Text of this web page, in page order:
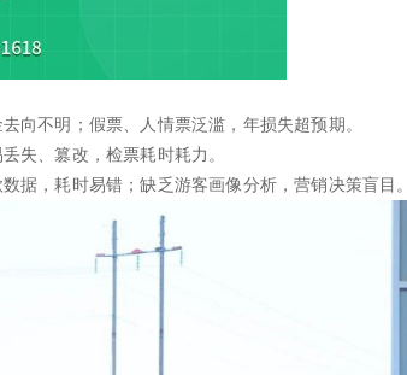
向不明；假票、人情票泛滥，年损失超预期。
失、篡改，检票耗时耗力。
据，耗时易错；缺乏游客画像分析，营销决策盲目。